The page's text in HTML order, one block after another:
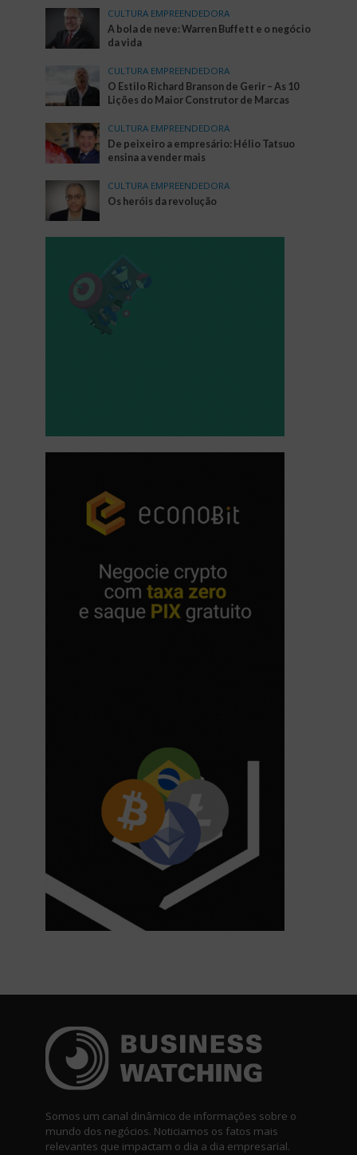
CULTURA EMPREENDEDORA
A bola de neve: Warren Buffett e o negócio
da vida
CULTURA EMPREENDEDORA
O Estilo Richard Branson de Gerir – As 10
Lições do Maior Construtor de Marcas
CULTURA EMPREENDEDORA
De peixeiro a empresário: Hélio Tatsuo
ensina a vender mais
CULTURA EMPREENDEDORA
Os heróis da revolução
Somos um canal dinâmico de informações sobre o
mundo dos negócios. Noticiamos os fatos mais
relevantes que impactam o dia a dia empresarial.